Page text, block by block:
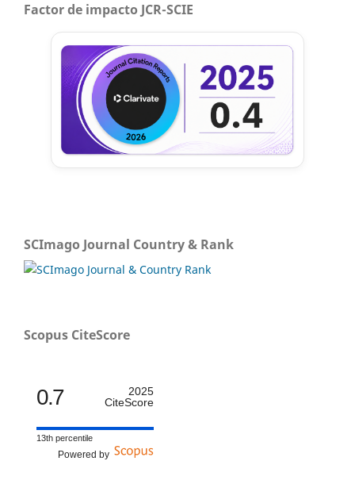
Factor de impacto JCR-SCIE
SCImago Journal Country & Rank
Scopus CiteScore
0.7
2025
CiteScore
13th percentile
Powered by